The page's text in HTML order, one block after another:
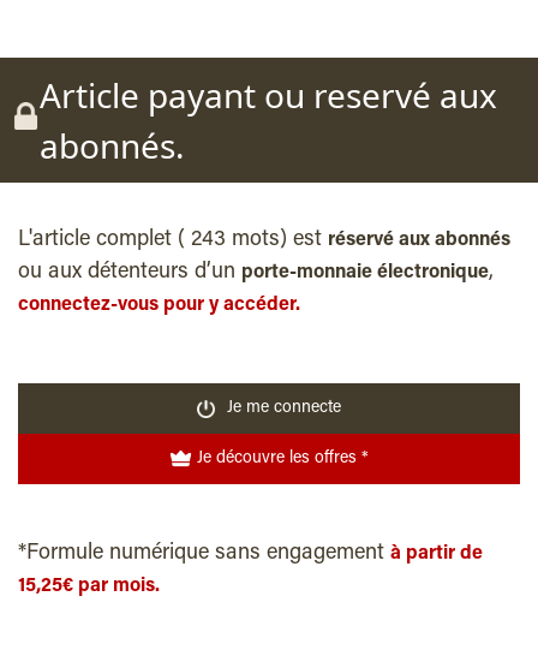
Article payant ou reservé aux
abonnés.
L'article complet ( 243 mots) est réservé aux abonnés
ou aux détenteurs d’un porte-monnaie électronique,
connectez-vous pour y accéder.
Je me connecte
Je découvre les offres *
*Formule numérique sans engagement à partir de
15,25€ par mois.